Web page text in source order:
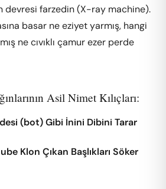
devresi farzedin (X-ray machine).
basar ne eziyet yarmış, hangi
ne cıvıklı çamur ezer perde
Asil Nimet Kılıçları:
(bot) Gibi İnini Dibini Tarar
Klon Çıkan Başlıkları Söker